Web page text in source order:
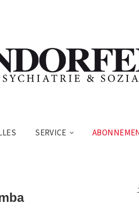
SERVICE